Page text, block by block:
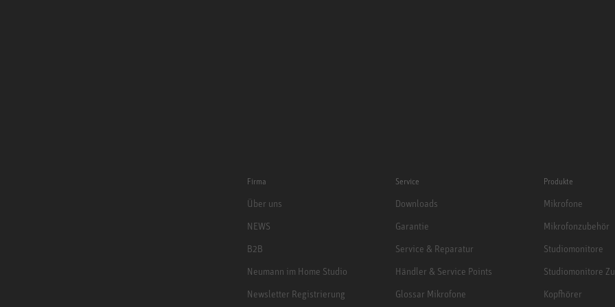
Firma
Über uns
NEWS
B2B
Neumann im Home Studio
Newsletter Registrierung
Service
Downloads
Garantie
Service & Reparatur
Händler & Service Points
Glossar Mikrofone
Produkte
Mikrofone
Mikrofonzubehör
Studiomonitore
Studiomonitore
Kopfhörer